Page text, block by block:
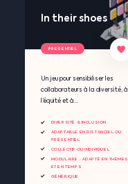
In their shoes
Un jeu pour sensibiliser les
collaborateurs à la diversité, à
l’équité et à...
DIVERSITÉ & INCLUSION
ADAPTABLE EN DISTANCIEL OU
PRÉSENTIEL
COLLECTIF OU INDIVIDUEL
MODULAIRE : ADAPTÉ EN THÈMES
ET EN TEMPS
GÉNÉRIQUE
PRESENTIEL